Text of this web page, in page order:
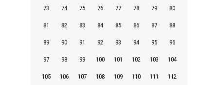
73 74 75 76 77 78 79 80
81 82 83 84 85 86 87 88
89 90 91 92 93 94 95 96
97 98 99 100 101 102 103 104
105 106 107 108 109 110 111 112